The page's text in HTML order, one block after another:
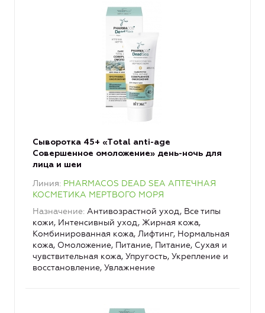
Сыворотка 45+ «Тotal anti-age
Совершенное омоложение» день-ночь для
лица и шеи
Линия PHARMACOS DEAD SEA АПТЕЧНАЯ
КОСМЕТИКА МЕРТВОГО МОРЯ
Назначение Антивозрастной уход, Все типы
кожи, Интенсивный уход, Жирная кожа,
Комбинированная кожа, Лифтинг, Нормальная
кожа, Омоложение, Питание, Питание, Сухая и
чувствительная кожа, Упругость, Укрепление и
восстановление, Увлажнение